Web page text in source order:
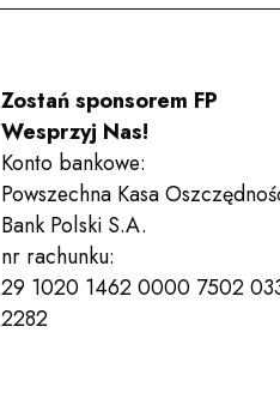
Zostań sponsorem FP
Wesprzyj Nas!
Konto bankowe:
Powszechna Kasa
Bank Polski S.A.
nr rachunku:
29 1020 1462 0000 7502
2282